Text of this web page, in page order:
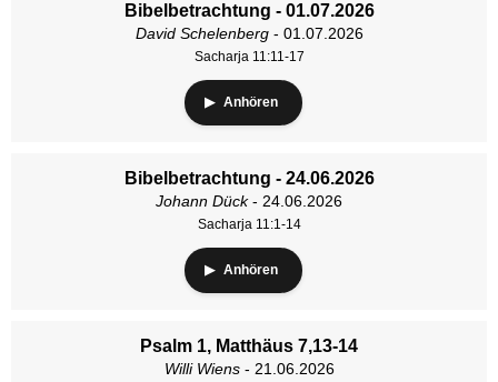
Bibelbetrachtung - 01.07.2026
David Schelenberg- 01.07.2026
Sacharja 11:11-17
Anhören
Bibelbetrachtung - 24.06.2026
Johann Dück- 24.06.2026
Sacharja 11:1-14
Anhören
Psalm 1, Matthäus 7,13-14
Willi Wiens- 21.06.2026